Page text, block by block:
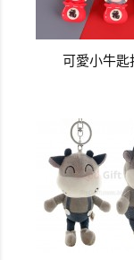
可愛小牛匙